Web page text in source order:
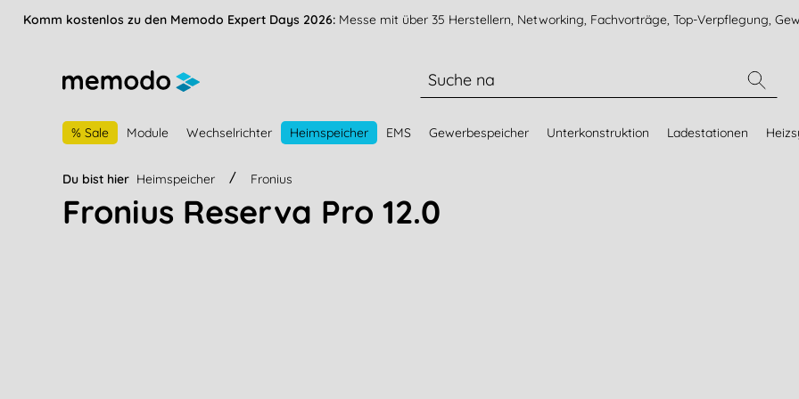
springen Zur Navigation der B2B-Plattform springen
Komm kostenlos zu den Memodo Expert Days 2026: Messe mit über 35 Herstellern, Networking, Fachvorträge, Top-Verpflegung,
% Sale Module Wechselrichter Heimspeicher EMS Gewerbespeicher Unterkonstruktion Ladestationen
Du bist hier Heimspeicher Fronius
Fronius Reserva Pro 12.0